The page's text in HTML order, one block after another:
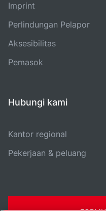
Imprint
Perlindungan Pelapor
Aksesibilitas
Pemasok
Hubungi kami
Kantor regional
Pekerjaan & peluang